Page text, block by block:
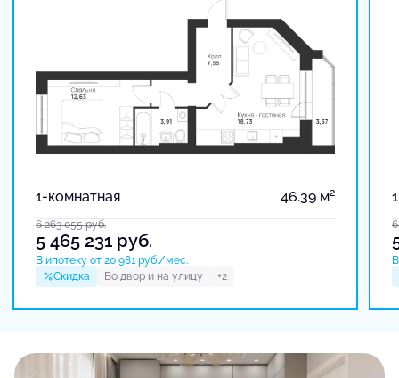
1-комнатная 46.39 м2
6 263 055руб.
5 465 231 руб.
В ипотеку от 20 981 руб./мес.
Скидка
Во двор и на улицу +2